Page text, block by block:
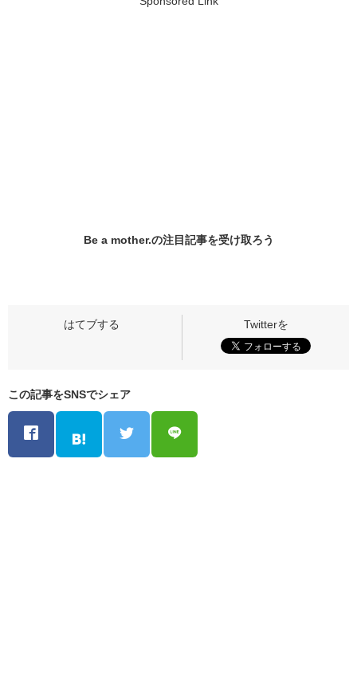
Be a mother.の注目記事を受け取ろう
この記事をSNSでシェア